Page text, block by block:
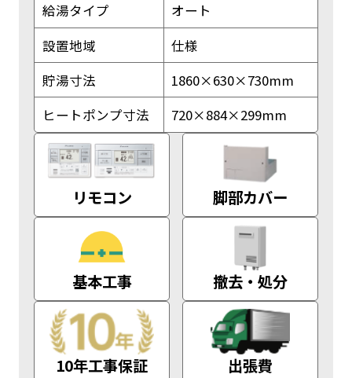
給湯タイプ
オート
設置地域
仕様
貯湯寸法
1860×630×730mm
ヒートポンプ寸法
720×884×299mm
リモコン 脚部カバー
基本工事 撤去・処分
10年工事保証 出張費